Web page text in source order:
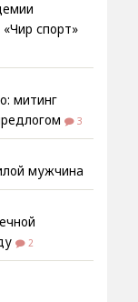
спорт»
митинг
3
мужчина
2